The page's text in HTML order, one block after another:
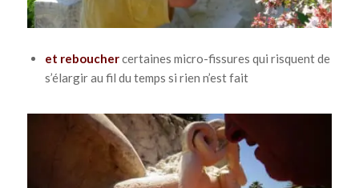
et rebouchercertaines micro-fissures qui risquent de
s’élargir au fil du temps si rien n’est fait